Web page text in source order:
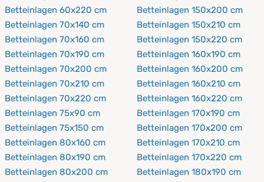
Betteinlagen 60x220 cm
Betteinlagen 70x140 cm
Betteinlagen 70x160 cm
Betteinlagen 70x190 cm
Betteinlagen 70x200 cm
Betteinlagen 70x210 cm
Betteinlagen 70x220 cm
Betteinlagen 75x90 cm
Betteinlagen 75x150 cm
Betteinlagen 80x160 cm
Betteinlagen 80x190 cm
Betteinlagen 80x200 cm
Betteinlagen 150x200 cm
Betteinlagen 150x210 cm
Betteinlagen 150x220 cm
Betteinlagen 160x190 cm
Betteinlagen 160x200 cm
Betteinlagen 160x210 cm
Betteinlagen 160x220 cm
Betteinlagen 170x190 cm
Betteinlagen 170x200 cm
Betteinlagen 170x210 cm
Betteinlagen 170x220 cm
Betteinlagen 180x190 cm